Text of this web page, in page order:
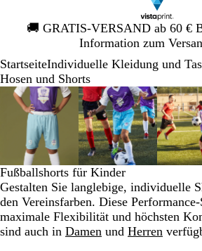
🚚 GRATIS-VERSAND ab 60 €
Information zum
Galeriebild
1
StartseiteIndividuelle Kleidung und
Hosen und Shorts
Vergrößer-/verkleinerbares
Bild
Zoom
auf
Minimum
Klicken
zum
Vergrößern
Verwenden
Sie
die
Tasten
und
zum
Zoomen
und
Vergrößer-/
Bild
Zoom
auf
Minimum
Klicken
zum
Vergrößern
Verwenden
Sie
die
Tasten
+
und
-
zum
Zoomen
und
die
+
-
Galeriebild
Fußballshorts für Kinder
Gestalten Sie langlebige, individuelle
den Vereinsfarben. Diese
maximale Flexibilität und höchsten
sind auch in Damen und Herren